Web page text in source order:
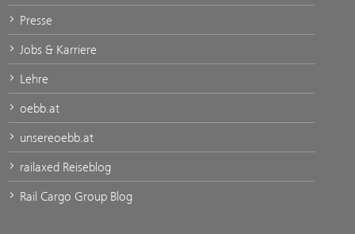
Presse
Jobs & Karriere
Lehre
oebb.at
unsereoebb.at
railaxed Reiseblog
Rail Cargo Group Blog